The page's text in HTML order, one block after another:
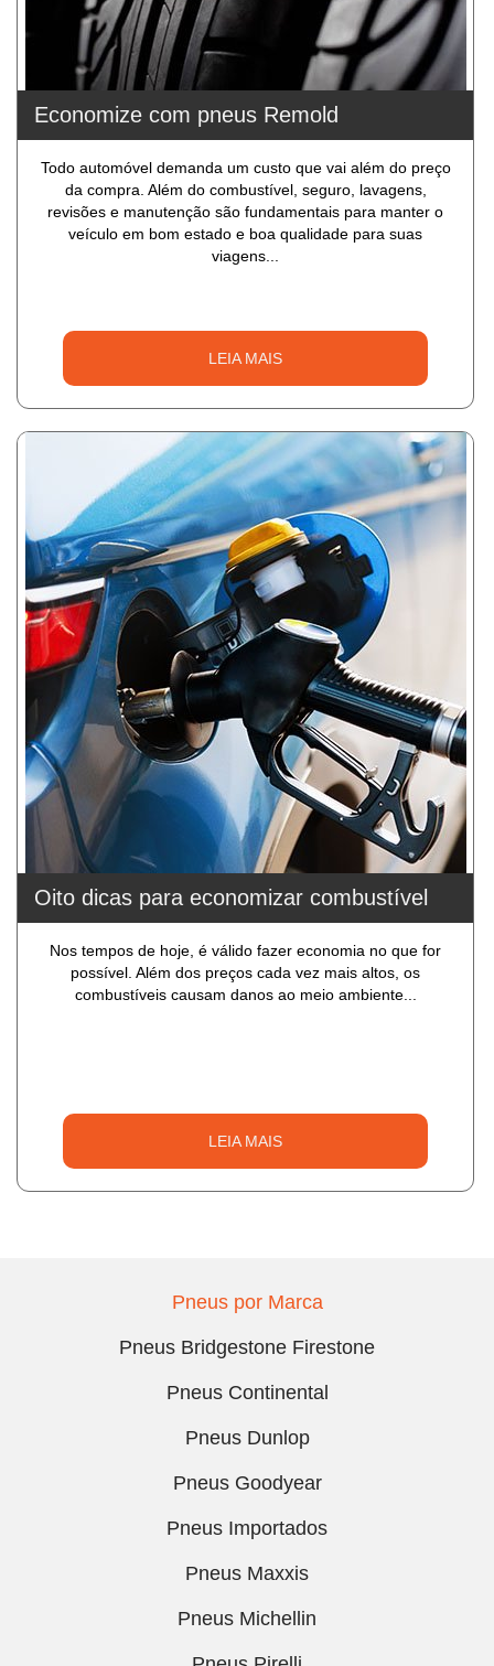
Economize com pneus Remold
Todo automóvel demanda um custo que vai além do preço
da compra. Além do combustível, seguro, lavagens,
revisões e manutenção são fundamentais para manter o
veículo em bom estado e boa qualidade para suas
viagens...
LEIA MAIS
Oito dicas para economizar combustível
Nos tempos de hoje, é válido fazer economia no que for
possível. Além dos preços cada vez mais altos, os
combustíveis causam danos ao meio ambiente...
LEIA MAIS
Pneus por Marca
Pneus Bridgestone Firestone
Pneus Continental
Pneus Dunlop
Pneus Goodyear
Pneus Importados
Pneus Maxxis
Pneus Michellin